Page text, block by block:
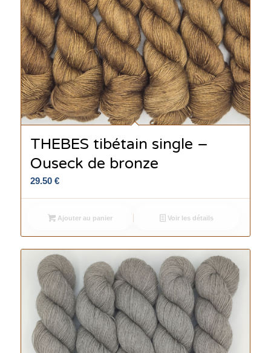
THEBES tibétain single –
Ouseck de bronze
29.50 €
Ajouter au panier Voir les détails